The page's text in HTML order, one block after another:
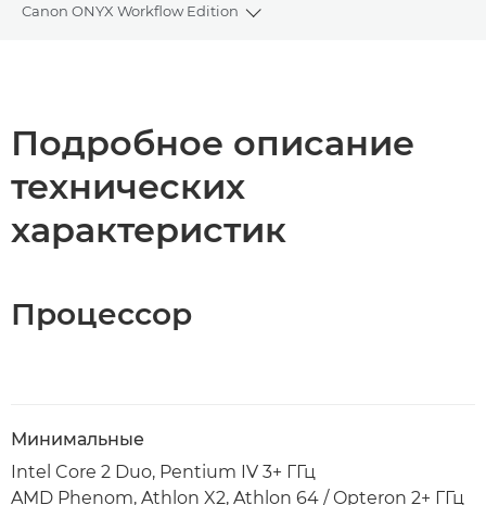
Canon ONYX Workflow Edition
Toggle breadcrumbs
Подробное описание
технических
характеристик
Процессор
Минимальные
Intel Core 2 Duo, Pentium IV 3+ ГГц
AMD Phenom, Athlon X2, Athlon 64 / Opteron 2+ ГГц